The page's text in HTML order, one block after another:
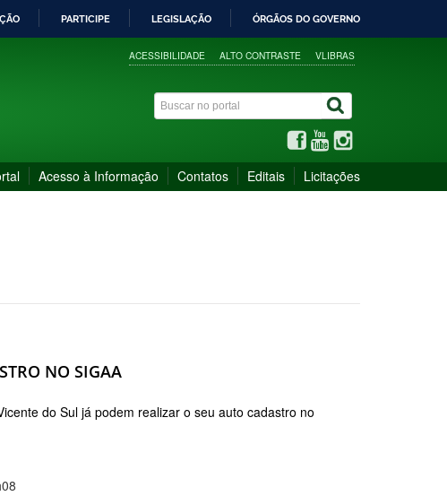
PARTICIPE LEGISLAÇÃO ÓRGÃOS DO GOVERNO
ACESSIBILIDADE ALTO CONTRASTE VLIBRAS
Acesso à Informação Contatos Editais Licitações
NO SIGAA
do Sul já podem realizar o seu auto cadastro no